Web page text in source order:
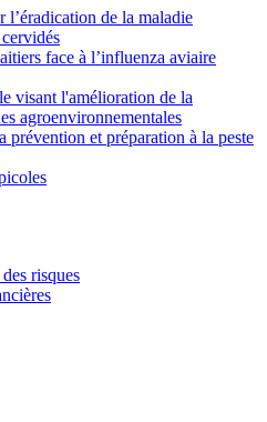
l’éradication de la maladie
face à l’influenza aviaire
visant l'amélioration de la
agroenvironnementales
et préparation à la peste
risques